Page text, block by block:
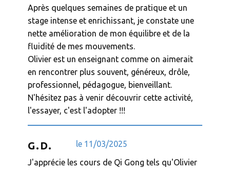
Après quelques semaines de pratique et un
stage intense et enrichissant, je constate une
nette amélioration de mon équilibre et de la
fluidité de mes mouvements.
Olivier est un enseignant comme on aimerait
en rencontrer plus souvent, généreux, drôle,
professionnel, pédagogue, bienveillant.
N'hésitez pas à venir découvrir cette activité,
l'essayer, c'est l'adopter !!!
G.D.
le ​​11/03/2025
J'apprécie les cours de Qi Gong tels qu'Olivier